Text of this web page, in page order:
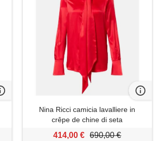
Nina Ricci camicia lavalliere in
crêpe de chine di seta
414,00 € 690,00 €